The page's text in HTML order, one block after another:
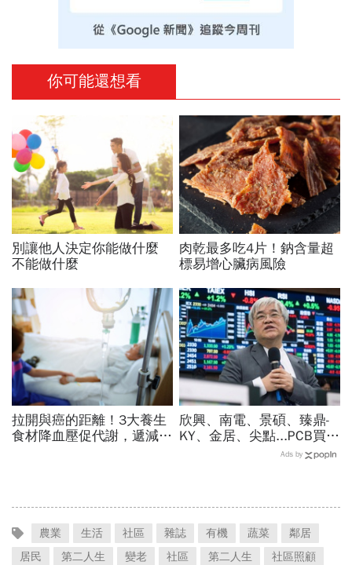
你可能還想看
別讓他人決定你能做什麼
不能做什麼
肉乾最多吃4片！鈉含量超
標易增心臟病風險
拉開與癌的距離！3大養生
食材降血壓促代謝，遞減罹
欣興、南電、景碩、臻鼎-
KY、金居、尖點...PCB買誰
最賺？杜金龍點名「這檔」
Ads by
農業 生活 社區 雜誌 有機 蔬菜
鄰居
居民
第二人生 變老 社區 第二人生
社區照顧